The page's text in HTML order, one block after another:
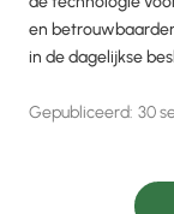
en
in de dagelijkse
Gepubliceerd: 30